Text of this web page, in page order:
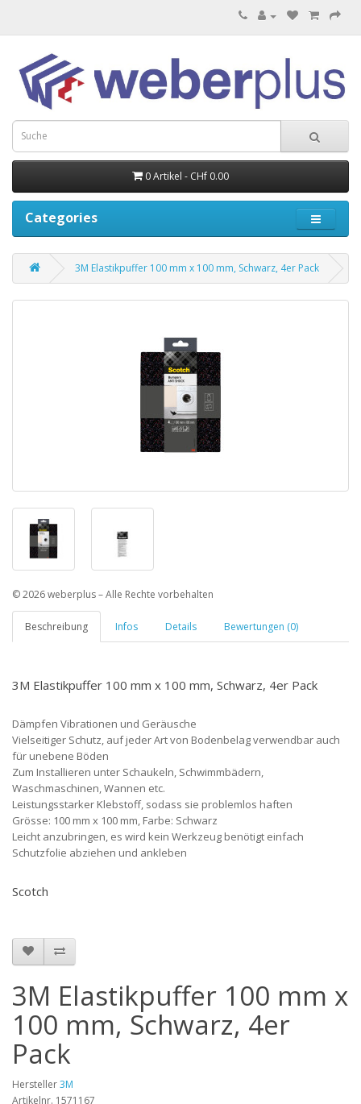
0 Artikel - CHf 0.00
Categories
3M Elastikpuffer 100 mm x 100 mm, Schwarz, 4er Pack
© 2026 weberplus – Alle Rechte vorbehalten
Beschreibung Infos Details Bewertungen (0)
3M Elastikpuffer 100 mm x 100 mm, Schwarz, 4er Pack
Dämpfen Vibrationen und Geräusche
Vielseitiger Schutz, auf jeder Art von Bodenbelag verwendbar auch
für unebene Böden
Zum Installieren unter Schaukeln, Schwimmbädern,
Waschmaschinen, Wannen etc.
Leistungsstarker Klebstoff, sodass sie problemlos haften
Grösse: 100 mm x 100 mm, Farbe: Schwarz
Leicht anzubringen, es wird kein Werkzeug benötigt einfach
Schutzfolie abziehen und ankleben
Scotch
3M Elastikpuffer 100 mm x
100 mm, Schwarz, 4er
Pack
Hersteller3M
Artikelnr. 1571167